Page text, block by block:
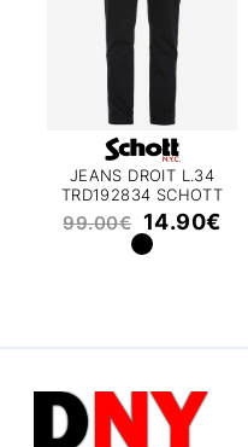
JEANS DROIT L.34
TRD192834 SCHOTT
99.00€ 14.90€